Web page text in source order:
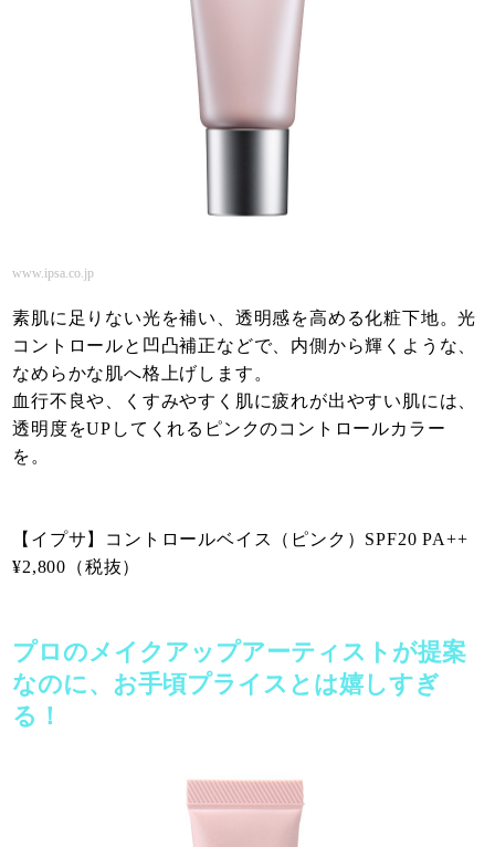
www.ipsa.co.jp
素肌に足りない光を補い、透明感を高める化粧下地。光
コントロールと凹凸補正などで、内側から輝くような、
なめらかな肌へ格上げします。
血行不良や、くすみやすく肌に疲れが出やすい肌には、
透明度をUPしてくれるピンクのコントロールカラー
を。
【イプサ】コントロールベイス（ピンク）SPF20 PA++
¥2,800（税抜）
プロのメイクアップアーティストが提案
なのに、お手頃プライスとは嬉しすぎ
る！